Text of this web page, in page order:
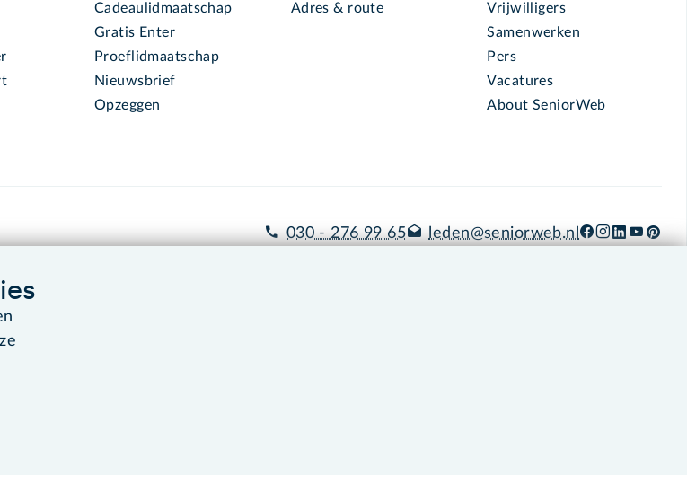
Cadeaulidmaatschap
Gratis Enter
Proeflidmaatschap
Nieuwsbrief
Opzeggen
Adres & route
Vrijwilligers
Samenwerken
Pers
Vacatures
About SeniorWeb
030 - 276 99 65 leden@seniorweb.nl